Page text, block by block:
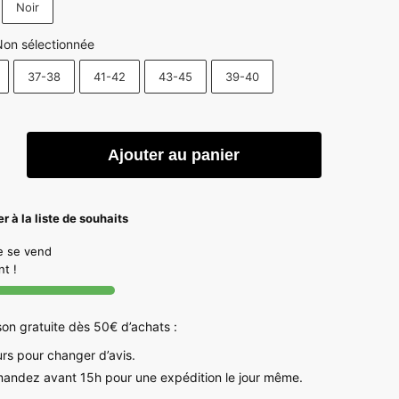
Noir
sélectionnée
37-38 41-42 43-45 39-40
Ajouter au panier
à la liste de souhaits
se vend
!
gratuite dès 50€ d’achats :
pour changer d’avis.
avant 15h pour une expédition le jour même.